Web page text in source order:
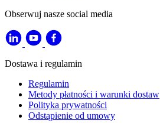
Obserwuj nasze social media
Dostawa i regulamin
Regulamin
Metody płatności i warunki dostaw
Polityka prywatności
Odstąpienie od umowy